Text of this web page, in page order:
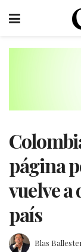
página
vuelve
país
Blas